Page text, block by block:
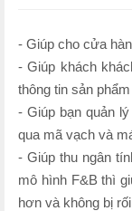
- Giúp cho cửa
- Giúp khách
thông tin sản
- Giúp bạn quản
qua mã vạch và
- Giúp thu ngân
mô hình F&B thì
hơn và không bị